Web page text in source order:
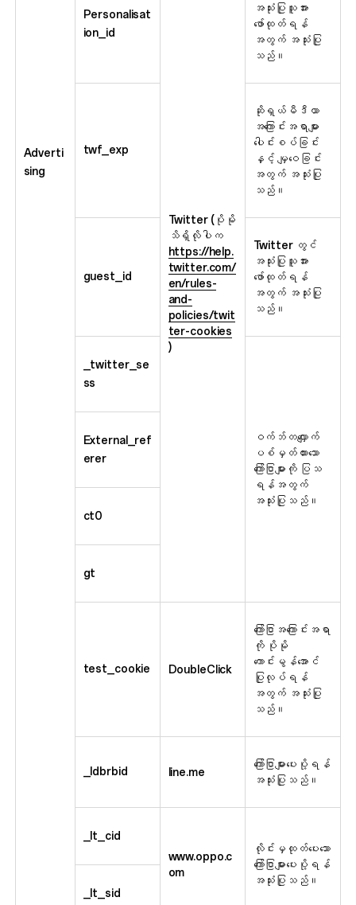
Adverti
sing
Personalisat
ion_id
Twitter (ပိုမို
သိရှိလိုပါက
https://help.
twitter.com/
en/rules-
and-
policies/twit
ter-cookies
)
အသုံးပြုသူအား
ဖော်ထုတ်ရန်
အတွက် အသုံးပြု
သည်။
twf_exp
ဆိုရှယ်မီဒီယာ
အကြောင်းအရာများ
ပေါင်းစပ်ခြင်း
နှင့် မျှဝေခြင်း
အတွက် အသုံးပြု
သည်။
guest_id
Twitter တွင်
အသုံးပြုသူအား
ဖော်ထုတ်ရန်
အတွက် အသုံးပြု
သည်။
_twitter_se
ss
ဝက်ဘ်တလျှောက်
ပစ်မှတ်ထားသော
ကြော်ငြာများကို ပြသ
ရန်အတွက်
အသုံးပြုသည်။
External_ref
erer
ct0
gt
test_cookie DoubleClick
ကြော်ငြာအကြောင်းအရာ
ကို ပိုမို
ကောင်းမွန်အောင်
ပြုလုပ်ရန်
အတွက် အသုံးပြု
သည်။
_ldbrbid line.me
ကြော်ငြာများပေးပို့ရန်
အသုံးပြုသည်။
_lt_cid
www.oppo.c
om
လိုင်းမှထုတ်ပေးသော
ကြော်ငြာများပေးပို့ရန်
အသုံးပြုသည်။
_lt_sid